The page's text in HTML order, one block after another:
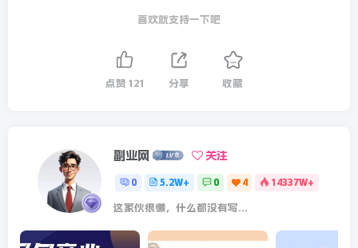
喜欢就支持一下吧
点赞 121 分享 收藏
副业网 关注
0 5.2W+ 0 4 14337W+
这家伙很懒，什么都没有写...